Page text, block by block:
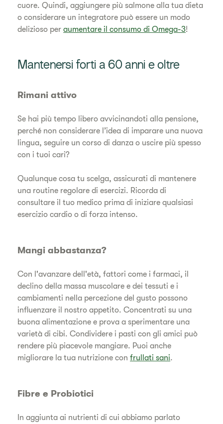
cuore. Quindi, aggiungere più salmone alla tua dieta
o considerare un integratore può essere un modo
delizioso peraumentare il consumo di Omega-3!
Mantenersi forti a 60 anni e oltre
Rimani attivo
Se hai più tempo libero avvicinandoti alla pensione,
perché non considerare l’idea di imparare una nuova
lingua, seguire un corso di danza o uscire più spesso
con i tuoi cari?
Qualunque cosa tu scelga, assicurati di mantenere
una routine regolare di esercizi. Ricorda di
consultare il tuo medico prima di iniziare qualsiasi
esercizio cardio o di forza intenso.
Mangi abbastanza?
Con l'avanzare dell'età, fattori come i farmaci, il
declino della massa muscolare e dei tessuti e i
cambiamenti nella percezione del gusto possono
influenzare il nostro appetito. Concentrati su una
buona alimentazione e prova a sperimentare una
varietà di cibi. Condividere i pasti con gli amici può
rendere più piacevole mangiare. Puoi anche
migliorare la tua nutrizione confrullati sani.
Fibre e Probiotici
In aggiunta ai nutrienti di cui abbiamo parlato